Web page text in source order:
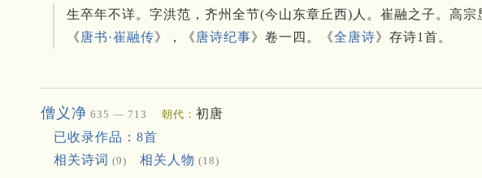
生卒年不详。字洪范，齐州全节(今山东章丘西)人。崔融之子。高
《 唐书·崔融传》，《 唐诗纪事》卷一四。《全唐诗》存诗1首。
僧义净 635 — 713 朝代： 初唐
已收录作品：8首
相关诗词 (9) 相关人物 (18)